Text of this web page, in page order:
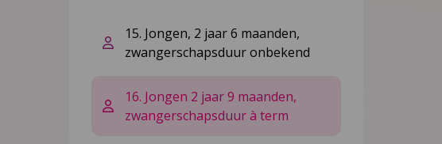
15. Jongen, 2 jaar 6 maanden,
zwangerschapsduur onbekend
16. Jongen 2 jaar 9 maanden,
zwangerschapsduur à term